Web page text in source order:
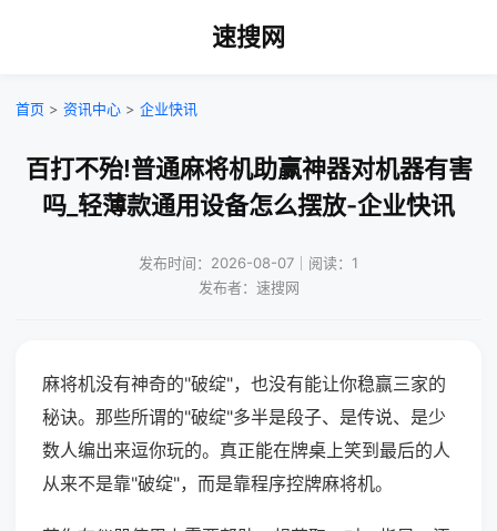
速搜网
首页 > 资讯中心 > 企业快讯
百打不殆!普通麻将机助赢神器对机器有害
吗_轻薄款通用设备怎么摆放-企业快讯
发布时间：2026-08-07｜阅读：1
发布者：速搜网
麻将机没有神奇的"破绽"，也没有能让你稳赢三家的
秘诀。那些所谓的"破绽"多半是段子、是传说、是少
数人编出来逗你玩的。真正能在牌桌上笑到最后的人
从来不是靠"破绽"，而是靠程序控牌麻将机。